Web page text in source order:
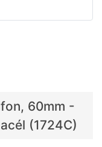
60mm -
(1724C)